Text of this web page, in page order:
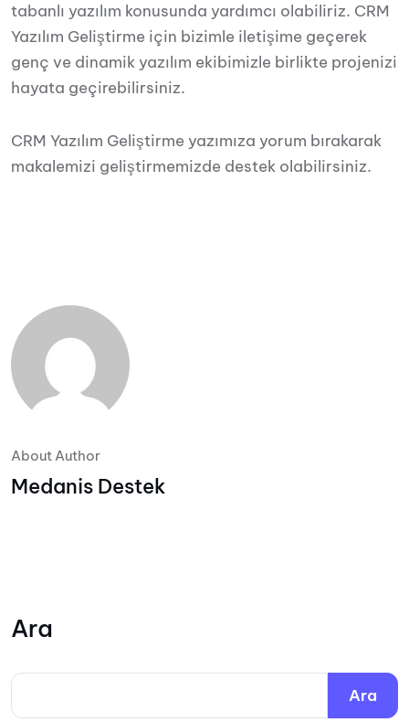
tabanlı yazılım konusunda yardımcı olabiliriz. CRM
Yazılım Geliştirme için bizimle iletişime geçerek
genç ve dinamik yazılım ekibimizle birlikte projenizi
hayata geçirebilirsiniz.
CRM Yazılım Geliştirme yazımıza yorum bırakarak
makalemizi geliştirmemizde destek olabilirsiniz.
About Author
Medanis Destek
Ara
Ara